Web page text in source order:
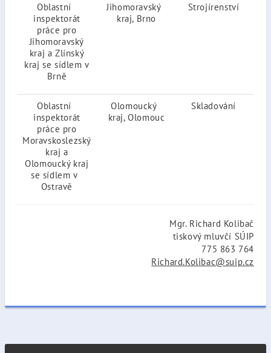
Oblastní
inspektorát
práce pro
Jihomoravský
kraj a Zlínský
kraj se sídlem v
Brně
Jihomoravský
kraj, Brno
Strojírenství
Oblastní
inspektorát
práce pro
Moravskoslezský
kraj a
Olomoucký kraj
se sídlem v
Ostravě
Olomoucký
kraj, Olomouc
Skladování
Mgr. Richard Kolibač
tiskový mluvčí SÚIP
775 863 764
Richard.Kolibac@suip.cz